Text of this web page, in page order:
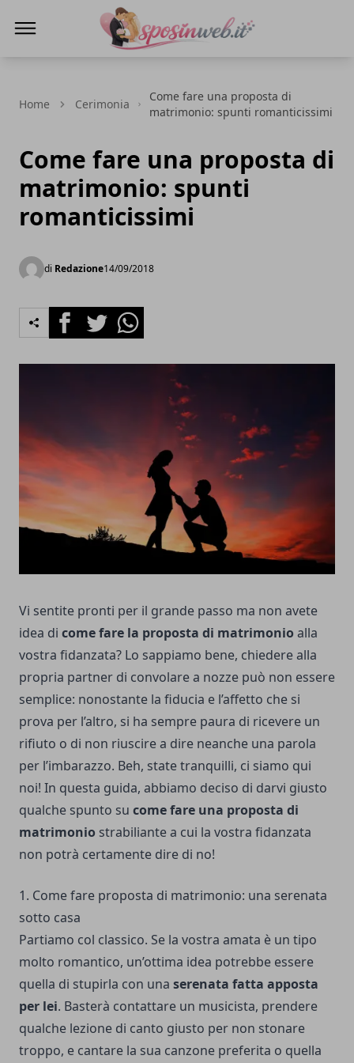
Home Cerimonia
Come fare una proposta di
matrimonio: spunti romanticissimi
Come fare una proposta di
matrimonio: spunti
romanticissimi
di Redazione14/09/2018
FacebookTwitterWhatsapp
Vi sentite pronti per il grande passo ma non avete
idea di come fare la proposta di matrimonio alla
vostra fidanzata? Lo sappiamo bene, chiedere alla
propria partner di convolare a nozze può non essere
semplice: nonostante la fiducia e l’affetto che si
prova per l’altro, si ha sempre paura di ricevere un
rifiuto o di non riuscire a dire neanche una parola
per l’imbarazzo. Beh, state tranquilli, ci siamo qui
noi! In questa guida, abbiamo deciso di darvi giusto
qualche spunto su come fare una proposta di
matrimonio strabiliante a cui la vostra fidanzata
non potrà certamente dire di no!
1. Come fare proposta di matrimonio: una serenata
sotto casa
Partiamo col classico. Se la vostra amata è un tipo
molto romantico, un’ottima idea potrebbe essere
quella di stupirla con una serenata fatta apposta
per lei. Basterà contattare un musicista, prendere
qualche lezione di canto giusto per non stonare
troppo, e cantare la sua canzone preferita o quella